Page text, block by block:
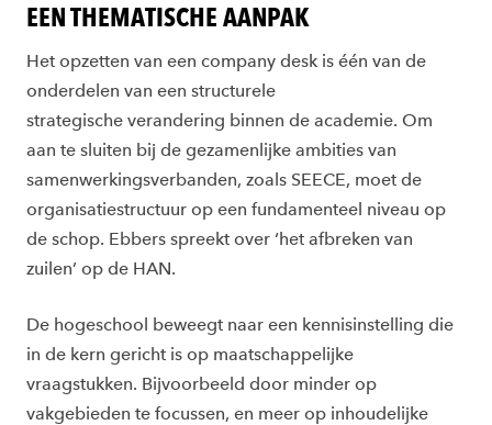
EEN THEMATISCHE AANPAK
Het opzetten van een company desk is één van de
onderdelen van een structurele
strategische verandering binnen de academie. Om
aan te sluiten bij de gezamenlijke ambities van
samenwerkingsverbanden, zoals SEECE, moet de
organisatiestructuur op een fundamenteel niveau op
de schop. Ebbers spreekt over ‘het afbreken van
zuilen’ op de HAN.
De hogeschool beweegt naar een kennisinstelling die
in de kern gericht is op maatschappelijke
vraagstukken. Bijvoorbeeld door minder op
vakgebieden te focussen, en meer op inhoudelijke